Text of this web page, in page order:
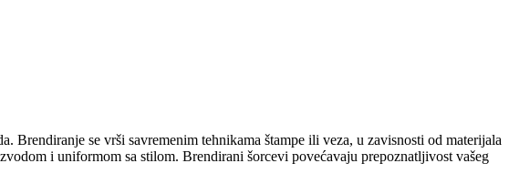
Brendiranje se vrši savremenim tehnikama štampe ili veza, u zavisnosti od materijala
i uniformom sa stilom. Brendirani šorcevi povećavaju prepoznatljivost vašeg